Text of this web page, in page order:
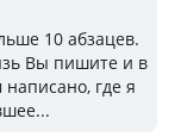
10 абзацев.
Вы пишите и в
написано, где я